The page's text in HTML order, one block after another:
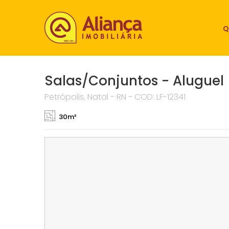
Salas/Conjuntos - Aluguel
Petrópolis, Natal - RN - COD: LF-12341
30m²